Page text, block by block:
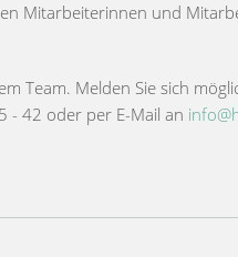
Mitarbeiterinnen und
Team. Melden Sie sich
- 42 oder per E-Mail an